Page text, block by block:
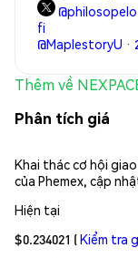
fi
@MaplestoryU ·
Thêm về
Phân tích giá
Khai thác cơ hội
của Phemex, cập
Hiện tại
$0.234021 (Kiểm tra